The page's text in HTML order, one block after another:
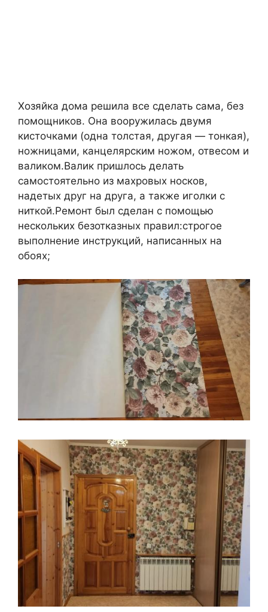
Хозяйка дома решила все сделать сама, без
помощников. Она вооружилась двумя
кисточками (одна толстая, другая — тонкая),
ножницами, канцелярским ножом, отвесом и
валиком.Валик пришлось делать
самостоятельно из махровых носков,
надетых друг на друга, а также иголки с
ниткой.Ремонт был сделан с помощью
нескольких безотказных правил:строгое
выполнение инструкций, написанных на
обоях;